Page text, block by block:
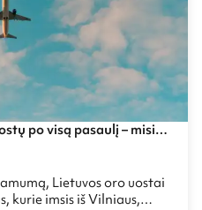
po visą pasaulį – misija
Lietuvos oro uostai
kurie imsis iš Vilniaus,